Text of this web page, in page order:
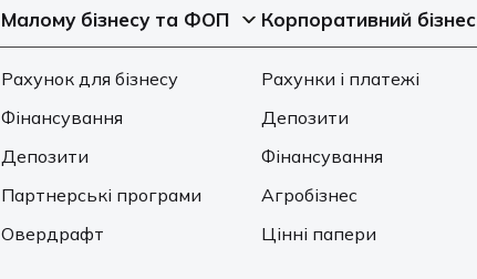
Малому бізнесу та ФОП
Рахунок для бізнесу
Фінансування
Депозити
Партнерські програми
Овердрафт
Корпоративний бізнес
Рахунки і платежі
Депозити
Фінансування
Агробізнес
Цінні папери